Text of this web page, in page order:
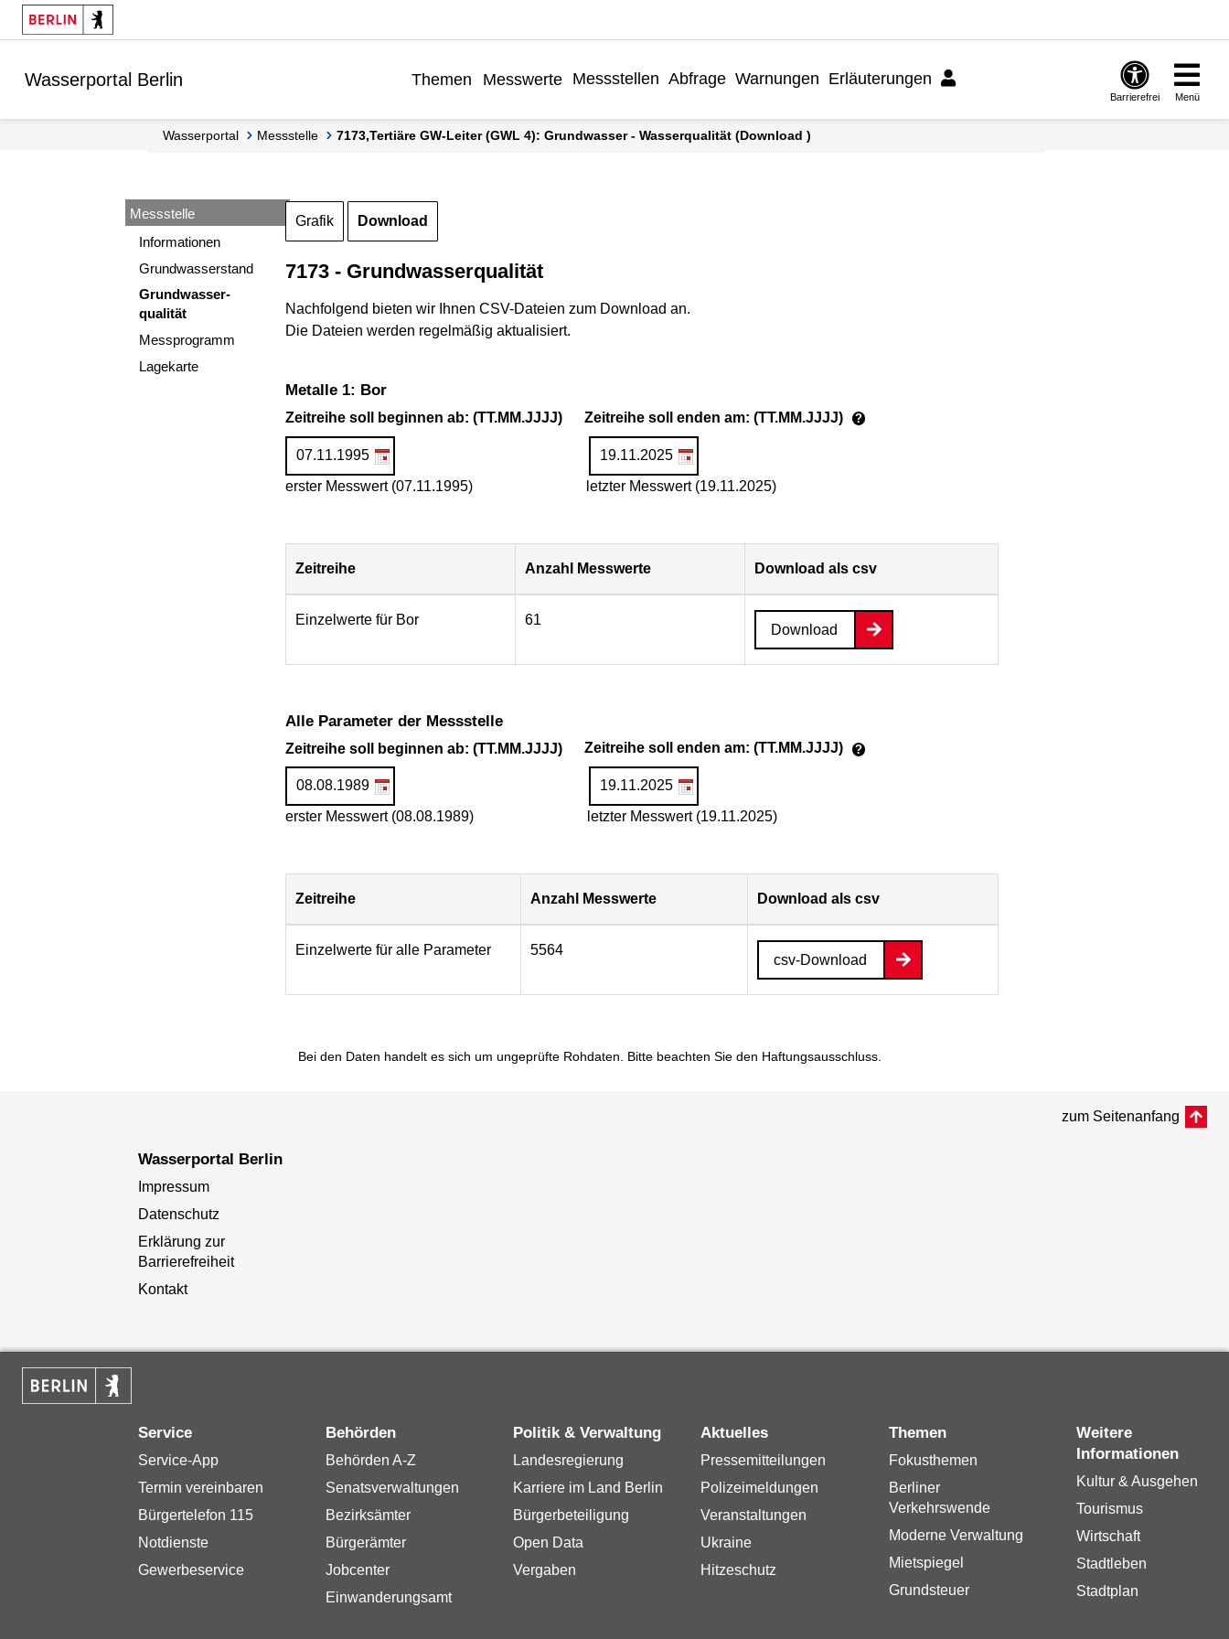
Springe zur Navigation
Springe zum Inhalt
Wasserportal Berlin Themen Messwerte Messstellen Abfrage Warnungen Erläuterungen
Barrierefrei Menü
Wasserportal Messstelle 7173,Tertiäre GW-Leiter (GWL 4): Grundwasser - Wasserqualität (Download )
Messstelle
Informationen
Grundwasserstand
Grundwasser-
qualität
Messprogramm
Lagekarte
Grafik Download
7173 - Grundwasserqualität
Nachfolgend bieten wir Ihnen CSV-Dateien zum Download an.
Die Dateien werden regelmäßig aktualisiert.
Metalle 1: Bor
Zeitreihe soll beginnen ab: (TT.MM.JJJJ) Zeitreihe soll enden am: (TT.MM.JJJJ) ?
erster Messwert (07.11.1995) letzter Messwert (19.11.2025)
Zeitreihe Anzahl Messwerte Download als csv
Einzelwerte für Bor 61
Download
Alle Parameter der Messstelle
Zeitreihe soll beginnen ab: (TT.MM.JJJJ) Zeitreihe soll enden am: (TT.MM.JJJJ) ?
erster Messwert (08.08.1989) letzter Messwert (19.11.2025)
Zeitreihe Anzahl Messwerte Download als csv
Einzelwerte für alle Parameter 5564
csv-Download
Bei den Daten handelt es sich um ungeprüfte Rohdaten. Bitte beachten Sie den Haftungsausschluss.
zum Seitenanfang
Wasserportal Berlin
Impressum
Datenschutz
Erklärung zur
Barrierefreiheit
Kontakt
Service
Service-App
Termin vereinbaren
Bürgertelefon 115
Notdienste
Gewerbeservice
Behörden
Behörden A-Z
Senatsverwaltungen
Bezirksämter
Bürgerämter
Jobcenter
Einwanderungsamt
Politik & Verwaltung
Landesregierung
Karriere im Land Berlin
Bürgerbeteiligung
Open Data
Vergaben
Aktuelles
Pressemitteilungen
Polizeimeldungen
Veranstaltungen
Ukraine
Hitzeschutz
Themen
Fokusthemen
Berliner
Verkehrswende
Moderne Verwaltung
Mietspiegel
Grundsteuer
Weitere
Informationen
Kultur & Ausgehen
Tourismus
Wirtschaft
Stadtleben
Stadtplan